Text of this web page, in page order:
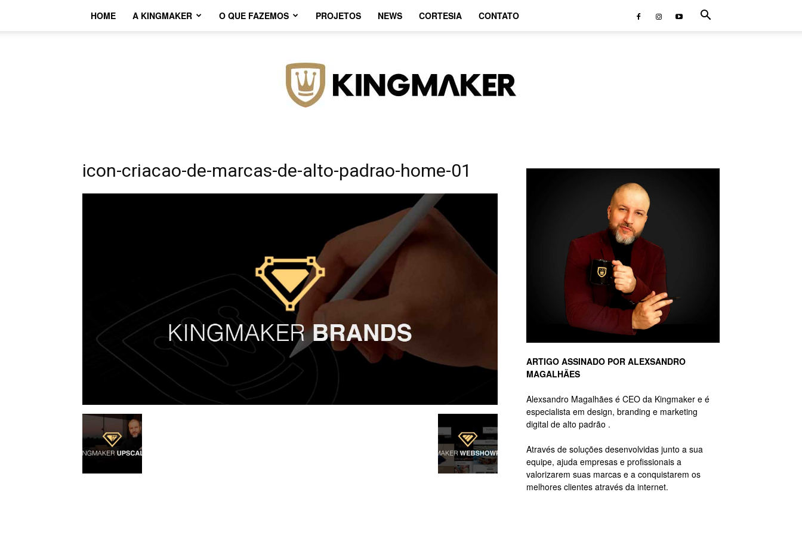
HOME A KINGMAKER O QUE FAZEMOS PROJETOS NEWS CORTESIA CONTATO
icon-criacao-de-marcas-de-alto-padrao-home-01
ARTIGO ASSINADO POR ALEXSANDRO
MAGALHÃES
Alexsandro Magalhães é CEO da Kingmaker e é
especialista em design, branding e marketing
digital de alto padrão .
Através de soluções desenvolvidas junto a sua
equipe, ajuda empresas e profissionais a
valorizarem suas marcas e a conquistarem os
melhores clientes através da internet.